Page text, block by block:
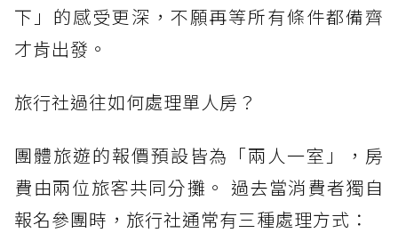
下」的感受更深，不願再等所有條件都備齊
才肯出發。
旅行社過往如何處理單人房？
團體旅遊的報價預設皆為「兩人一室」，房
費由兩位旅客共同分攤。 過去當消費者獨自
報名參團時，旅行社通常有三種處理方式：